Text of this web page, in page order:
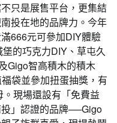
只是展售平台，更集結
投在地的品牌力。今年
666元可參加DIY體驗
堡的巧克力DIY、草屯久
Gigo智高積木的積木
袋並參加扭蛋抽獎，有
現場還設有「免費益
」認證的品牌──Gigo